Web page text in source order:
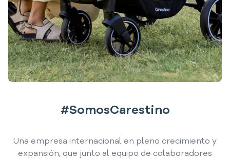
#SomosCarestino
Una empresa internacional en pleno crecimiento y
expansión, que junto al equipo de colaboradores